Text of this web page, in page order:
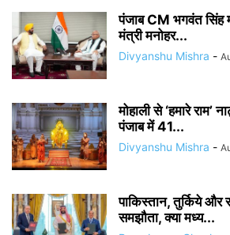
पंजाब CM भगवंत सिंह
मंत्री मनोहर...
Divyanshu Mishra -
मोहाली से ‘हमारे
पंजाब में 41...
Divyanshu Mishra -
पाकिस्तान, तुर्किये और
समझौता, क्या मध्य...